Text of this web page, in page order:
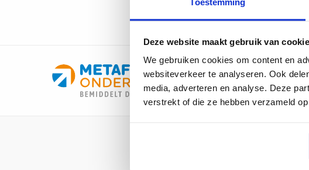
Toestemming
Deze website maakt gebruik van
We gebruiken cookies om content en
websiteverkeer te analyseren. Ook
media, adverteren en analyse. Deze
verstrekt of die ze hebben verzameld
de
basis